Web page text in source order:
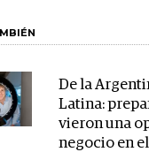
De la
Latina:
vieron una
negocio en